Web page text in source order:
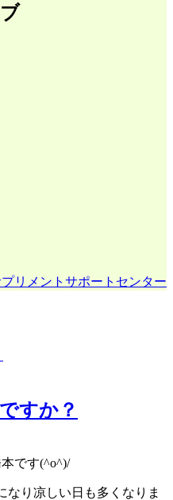
すか？
です(^o^)/
なり凉しい日も多くなりま